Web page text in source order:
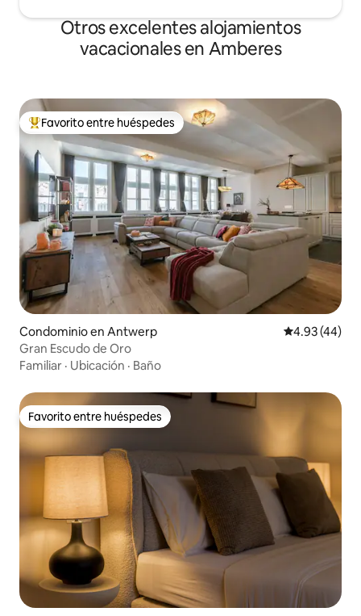
Otros excelentes alojamientos
vacacionales en Amberes
De los mejores en Favorito entre huéspedes
Favorito entre huéspedes
Condominio en Antwerp Calificación
4.93 (44)
Gran Escudo de Oro
Familiar · Ubicación · Baño
Favorito entre huéspedes
Favorito entre huéspedes